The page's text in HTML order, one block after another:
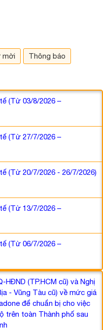
mời Thông báo
(Từ 03/8/2026 –
(Từ 27/7/2026 –
(Từ 20/7/2026 - 26/7/2026)
(Từ 13/7/2026 –
(Từ 06/7/2026 –
(TP.HCM cũ) và Nghị
- Vũng Tàu cũ) về mức giá
để chuẩn bị cho việc
trên toàn Thành phố sau